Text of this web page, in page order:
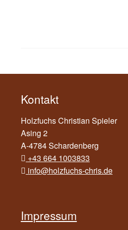
Kontakt
Holzfuchs Christian Spieler
Asing 2
A-4784 Schardenberg
+43 664 1003833
info@holzfuchs-chris.de
Impressum